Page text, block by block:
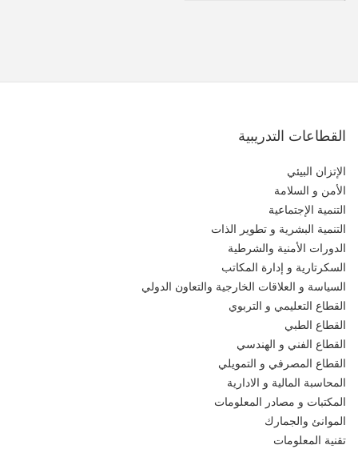
القطاعات التدريبية
الإتزان البيئي
الأمن و السلامة
التنمية الإجتماعية
التنمية البشرية و تطوير الذات
الدورات الأمنية والشرطية
السكرتارية و إدارة المكاتب
السياسة و العلاقات الخارجية والتعاون الدولي
القطاع التعليمي و التربوي
القطاع الطبي
القطاع الفني و الهندسي
القطاع المصرفي و التمويلي
المحاسبة المالية و الادارية
المكتبات و مصادر المعلومات
الموانئ والجمارك
تقنية المعلومات